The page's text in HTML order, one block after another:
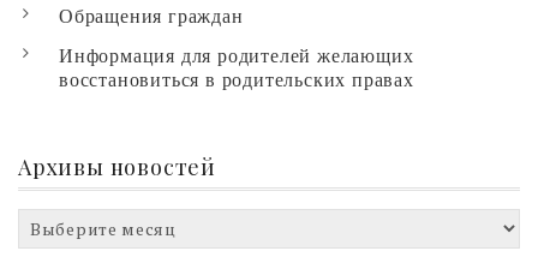
Обращения граждан
Информация для родителей желающих
восстановиться в родительских правах
Архивы новостей
Архивы
новостей